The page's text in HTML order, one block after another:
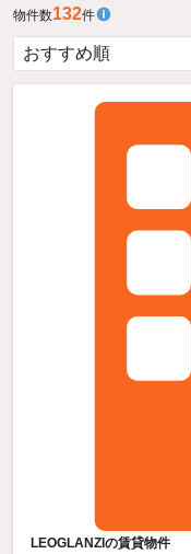
物件数132件
LEOGLANZIの賃貸物件